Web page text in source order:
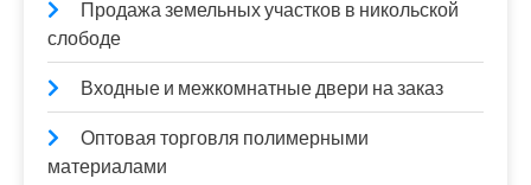
Продажа земельных участков в никольской
слободе
Входные и межкомнатные двери на заказ
Оптовая торговля полимерными
материалами